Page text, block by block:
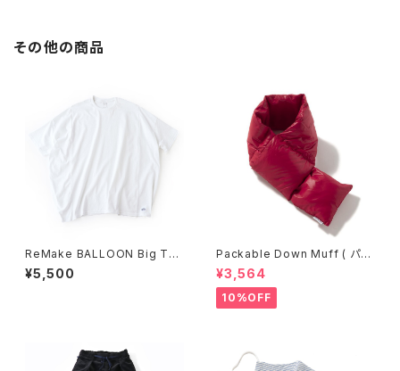
その他の商品
ReMake BALLOON Big T-s
hirts [ white ]
¥5,500
Packable Down Muff ( パッ
¥3,564
10%OFF